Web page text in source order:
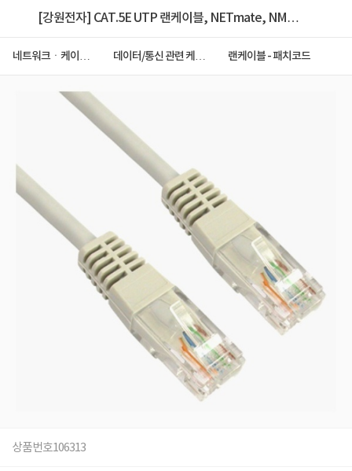
[강원전자] CAT.5E UTP 랜케이블, NETmate, NMC-
네트워크ㆍ케이블
데이터/통신 관련 케이
랜케이블 - 패치코드
상품번호106313